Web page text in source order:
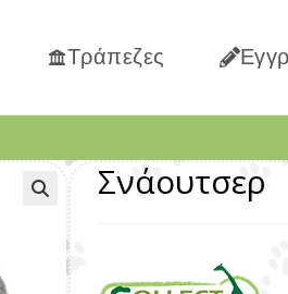
Τράπεζες
Σνάουτσερ